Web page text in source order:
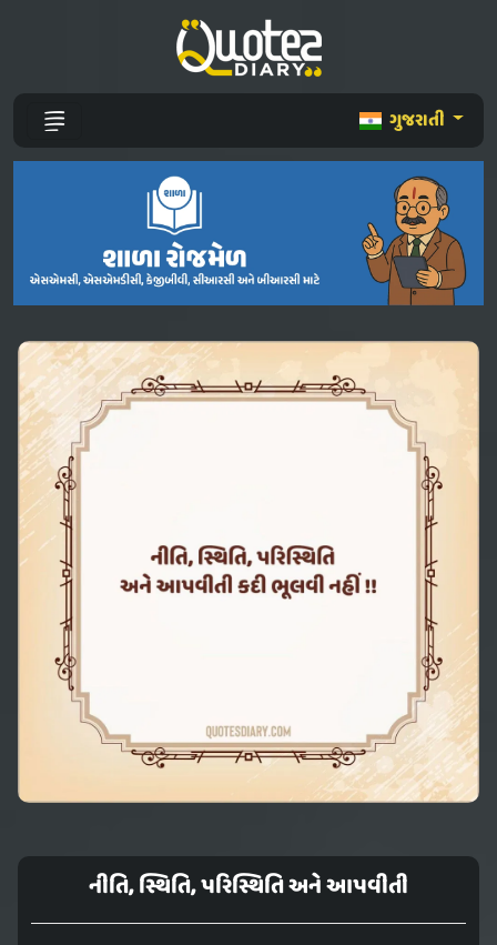
ગુજરાતી
નીતિ, સ્થિતિ, પરિસ્થિતિ અને આપવીતી